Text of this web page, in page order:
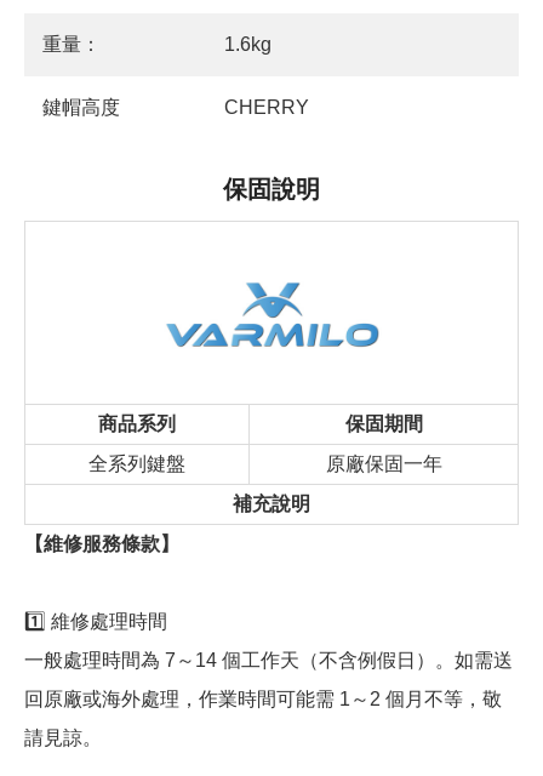
重量： 1.6kg
鍵帽高度 CHERRY
保固說明
商品系列
保固期間
全系列鍵盤
原廠保固一年
補充說明
【維修服務條款】
1️⃣ 維修處理時間
一般處理時間為 7～14 個工作天（不含例假日）。如需送
回原廠或海外處理，作業時間可能需 1～2 個月不等，敬
請見諒。